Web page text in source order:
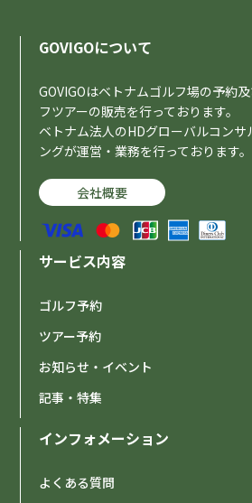
GOVIGOについて
GOVIGOはベトナムゴルフ場の予約
フツアーの販売を行っております。
ベトナム法人のHDグローバルコンサ
ングが運営・業務を行っております。
会社概要
サービス内容
ゴルフ予約
ツアー予約
お知らせ・イベント
記事・特集
インフォメーション
よくある質問